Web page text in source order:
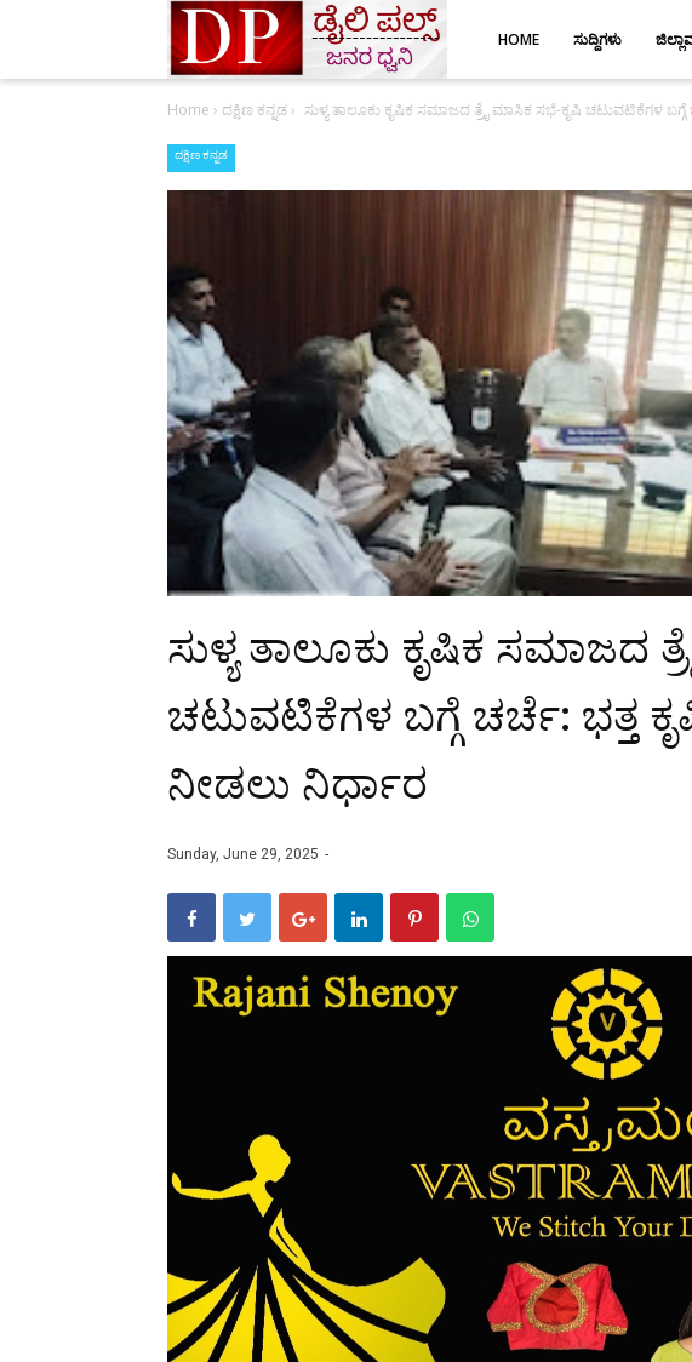
HOME ಸುದ್ದಿಗಳು
Home › ದಕ್ಷಿಣ ಕನ್ನಡ› ಸುಳ್ಯ ತಾಲೂಕು ಕೃಷಿಕ ಸಮಾಜದ ತ್ರೈ ಮಾಸಿಕ ಸಭೆ-ಕೃಷಿ ಚಟುವಟಿಕೆಗಳ ಬಗ್ಗೆ
ದಕ್ಷಿಣ ಕನ್ನಡ
ಸುಳ್ಯ ತಾಲೂಕು ಕೃಷಿಕ ಸಮಾಜದ
ಚಟುವಟಿಕೆಗಳ ಬಗ್ಗೆ ಚರ್ಚೆ: ಭತ್ತ
ನೀಡಲು ನಿರ್ಧಾರ
Sunday, June 29, 2025